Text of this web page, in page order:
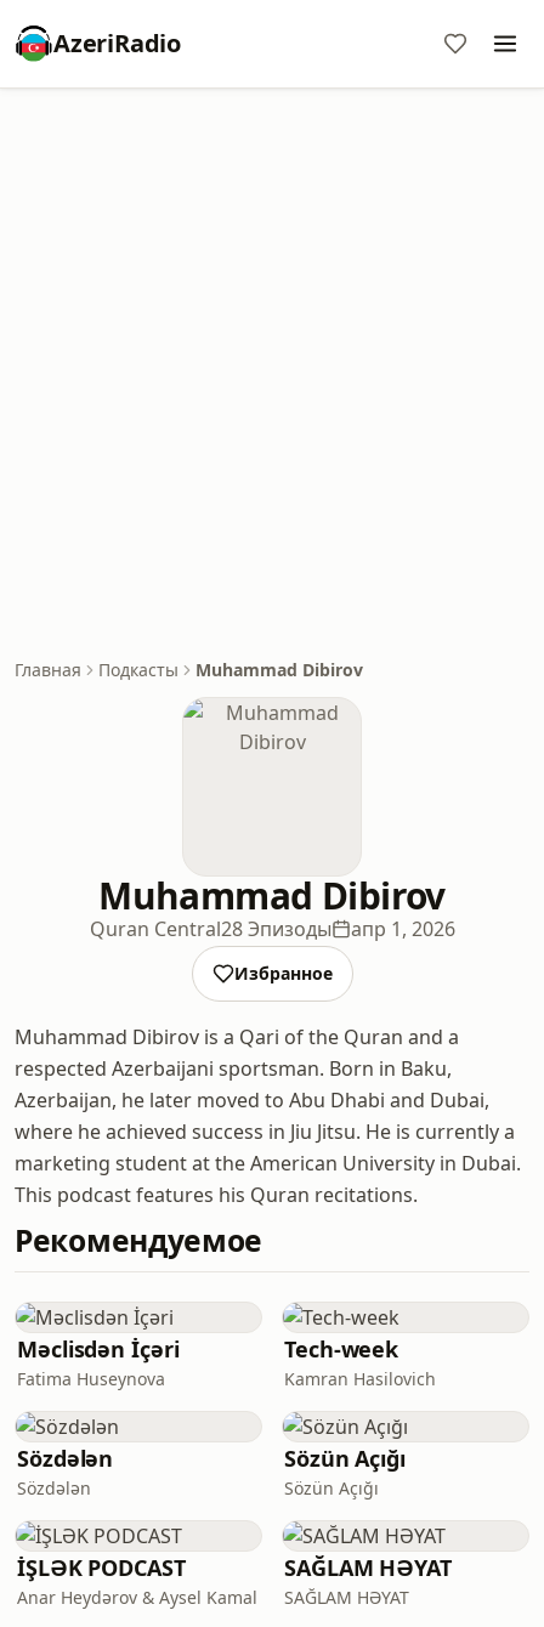
AzeriRadio
Главная Подкасты Muhammad Dibirov
Muhammad Dibirov
Quran Central28 Эпизоды апр 1, 2026
Избранное
Muhammad Dibirov is a Qari of the Quran and a
respected Azerbaijani sportsman. Born in Baku,
Azerbaijan, he later moved to Abu Dhabi and Dubai,
where he achieved success in Jiu Jitsu. He is currently a
marketing student at the American University in Dubai.
This podcast features his Quran recitations.
Рекомендуемое
Məclisdən İçəri
Fatima Huseynova
Tech-week
Kamran Hasilovich
Sözdələn
Sözdələn
Sözün Açığı
Sözün Açığı
İŞLƏK PODCAST
Anar Heydərov & Aysel Kamal
SAĞLAM HƏYAT
SAĞLAM HƏYAT